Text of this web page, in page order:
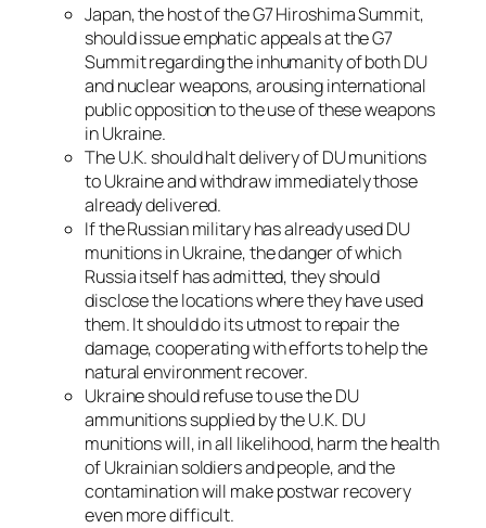
Japan, the host of the G7 Hiroshima Summit,
should issue emphatic appeals at the G7
Summit regarding the inhumanity of both DU
and nuclear weapons, arousing international
public opposition to the use of these weapons
in Ukraine.
The U.K. should halt delivery of DU munitions
to Ukraine and withdraw immediately those
already delivered.
If the Russian military has already used DU
munitions in Ukraine, the danger of which
Russia itself has admitted, they should
disclose the locations where they have used
them. It should do its utmost to repair the
damage, cooperating with efforts to help the
natural environment recover.
Ukraine should refuse to use the DU
ammunitions supplied by the U.K. DU
munitions will, in all likelihood, harm the health
of Ukrainian soldiers and people, and the
contamination will make postwar recovery
even more difficult.